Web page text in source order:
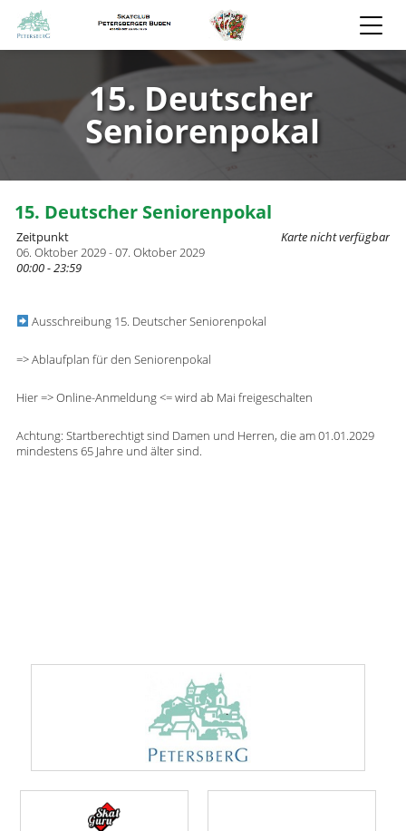
15. Deutscher
Seniorenpokal
15. Deutscher Seniorenpokal
Karte nicht verfügbar
Zeitpunkt
06. Oktober 2029 - 07. Oktober 2029
00:00 - 23:59
Ausschreibung 15. Deutscher Seniorenpokal
=> Ablaufplan für den Seniorenpokal
Hier => Online-Anmeldung <= wird ab Mai freigeschalten
Achtung: Startberechtigt sind Damen und Herren, die am 01.01.2029
mindestens 65 Jahre und älter sind.